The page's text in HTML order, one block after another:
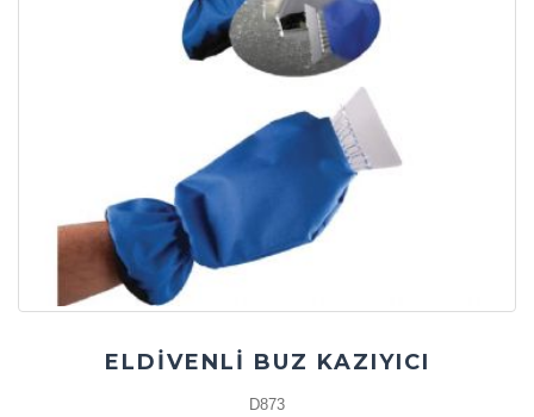
ELDİVENLİ BUZ KAZIYICI
D873